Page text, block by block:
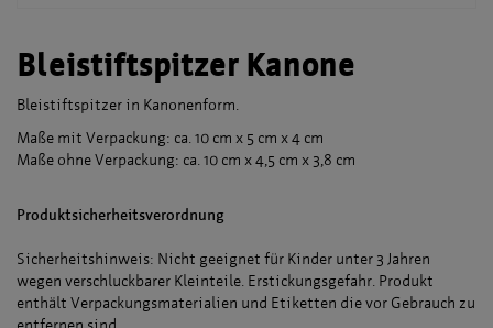
Bleistiftspitzer Kanone
Bleistiftspitzer in Kanonenform.
Maße mit Verpackung: ca. 10 cm x 5 cm x 4 cm
Maße ohne Verpackung: ca. 10 cm x 4,5 cm x 3,8 cm
Produktsicherheitsverordnung
Sicherheitshinweis: Nicht geeignet für Kinder unter 3 Jahren
wegen verschluckbarer Kleinteile. Erstickungsgefahr. Produkt
enthält Verpackungsmaterialien und Etiketten die vor Gebrauch zu